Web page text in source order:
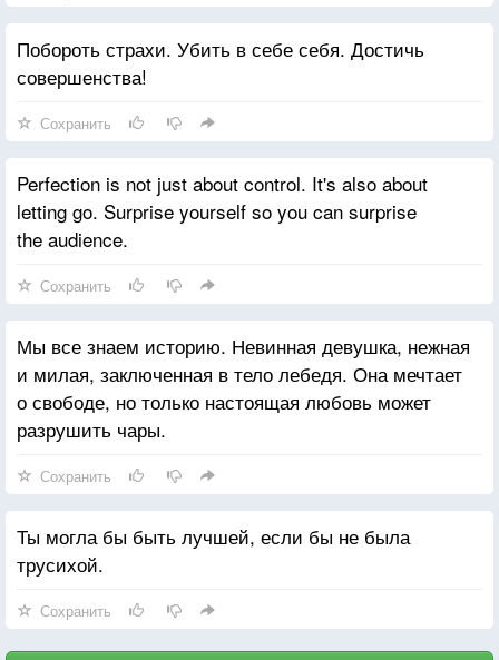
Побороть страхи. Убить в себе себя. Достичь
совершенства!
Сохранить
Perfection is not just about control. It's also about
letting go. Surprise yourself so you can surprise
the audience.
Сохранить
Мы все знаем историю. Невинная девушка, нежная
и милая, заключенная в тело лебедя. Она мечтает
о свободе, но только настоящая любовь может
разрушить чары.
Сохранить
Ты могла бы быть лучшей, если бы не была
трусихой.
Сохранить